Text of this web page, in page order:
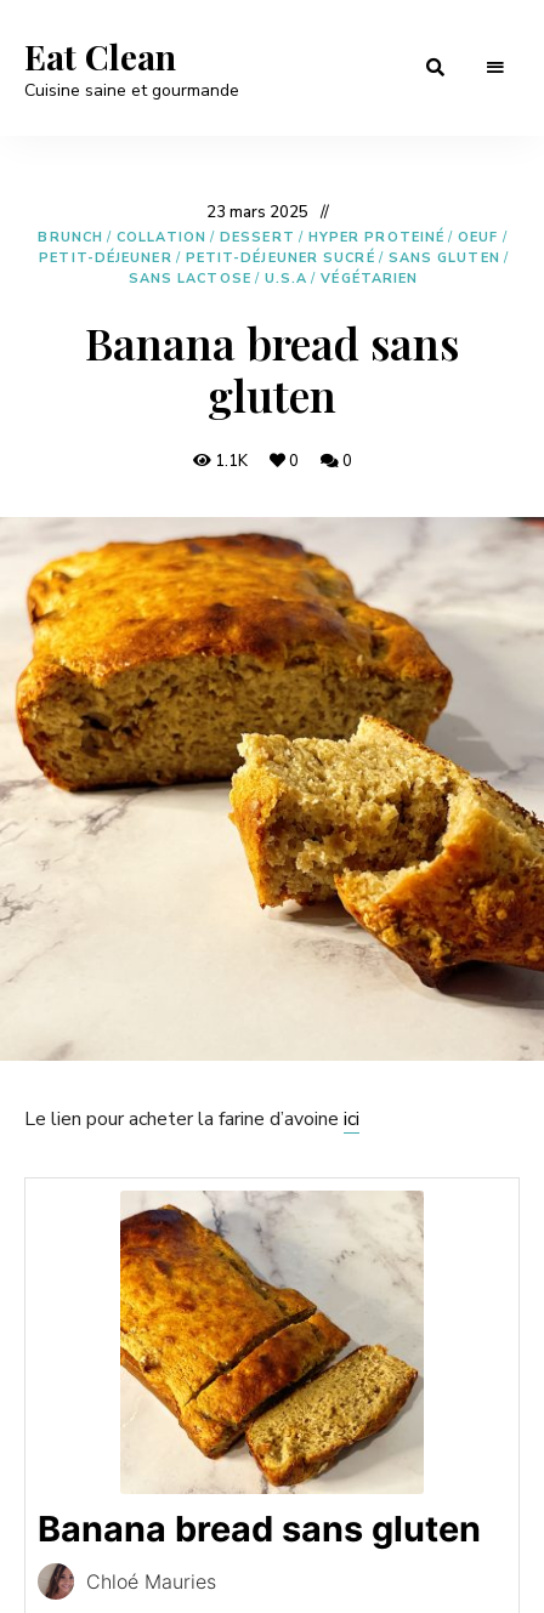
Eat Clean
Cuisine saine et gourmande
23 mars 2025
BRUNCH / COLLATION / DESSERT / HYPER PROTEINÉ / OEUF /
PETIT-DÉJEUNER / PETIT-DÉJEUNER SUCRÉ / SANS GLUTEN /
SANS LACTOSE / U.S.A / VÉGÉTARIEN
Banana bread sans
gluten
1.1K 0 0
Le lien pour acheter la farine d’avoine ici
Banana bread sans gluten
Chloé Mauries